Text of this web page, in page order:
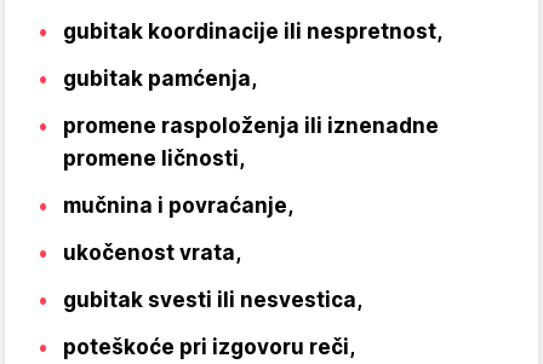
gubitak koordinacije ili nespretnost,
gubitak pamćenja,
promene raspoloženja ili iznenadne
promene ličnosti,
mučnina i povraćanje,
ukočenost vrata,
gubitak svesti ili nesvestica,
poteškoće pri izgovoru reči,